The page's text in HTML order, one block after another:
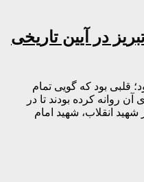
در آیین تاریخی
قلبی بود که گویی تمام
روانه کرده بودند تا در
انقلاب، شهید امام